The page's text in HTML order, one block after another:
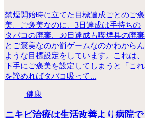
禁煙開始時に立てた目標達成ごとのご褒
美。ご褒美なのに、3日達成は手持ちの
タバコの廃棄、30日達成も喫煙具の廃棄
とご褒美なのか罰ゲームなのかわからん
ような目標設定をしています。これは、
下手にご褒美を設定してしまうと「これ
を諦めればタバコ吸って...
健康
ニキビ治療は生活改善より病院で